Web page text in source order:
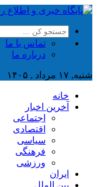
تماس با ما
درباره ما
شنبه, ۱۷ مرداد , ۱۴۰۵
خانه
آخرین اخبار
اجتماعی
اقتصادی
سیاسی
فرهنگی
ورزشی
ایران
بین الملل